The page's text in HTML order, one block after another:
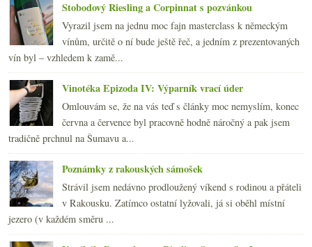
Stobodový Riesling a Corpinnat s pozvánkou
Vyrazil jsem na jednu moc fajn masterclass k německým
vínům, určitě o ní bude ještě řeč, a jedním z prezentovaných
vín byl – vzhledem k zamě...
Vinotéka Epizoda IV: Výparník vrací úder
Omlouvám se, že na vás teď s články moc nemyslím, konec
června a července byl pracovně hodně náročný a pak jsem
tradičně prchnul na Šumavu a...
Poznámky z rakouských sámošek
Strávil jsem nedávno prodloužený víkend s rodinou a přáteli
v Rakousku. Zatímco ostatní lyžovali, já si oběhl místní
jezero (v každém směru ...